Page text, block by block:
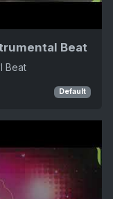
Beat
Beat
Default